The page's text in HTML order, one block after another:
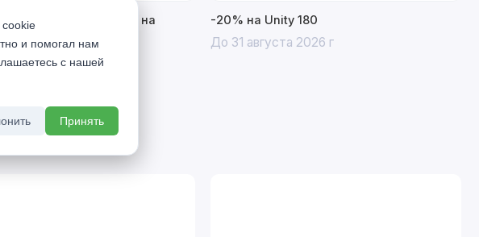
- выгода до 15% на
2026 г
-20% на Unity 180
До 31 августа 2026 г
cookie
и помогал нам
с нашей
Принять